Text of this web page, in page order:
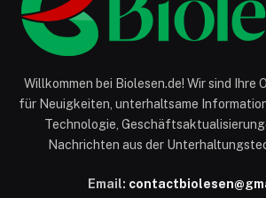
Willkommen bei Biolesen.de! Wir sind
für Neuigkeiten, unterhaltsame
Technologie,
Nachrichten aus der
Email: